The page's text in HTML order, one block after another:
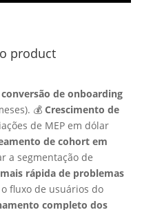
product
de onboarding
💰 Crescimento de
de MEP em dólar
de cohort em
a segmentação de
rápida de problemas
fluxo de usuários do
completo dos